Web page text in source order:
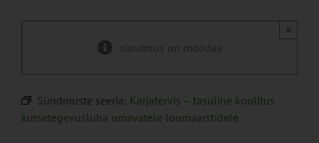
sündmus on möödas
×
Sündmuste seeria: Karjatervis – tasuline koolitus
kutsetegevusluba omavatele loomaarstidele